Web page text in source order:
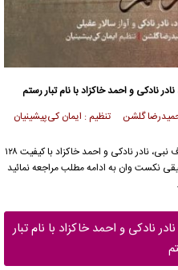
نادکی و احمد خاکزاد با نام تبار رستم
گلشن تنظیم‌ : ایمان کی‌پیشینیان
, رئوف نبی، نادر نادکی و احمد خاکزاد با کیفیت ۱۲۸
نکست وان به ادامه مطلب مراجعه نمائید
نادکی و احمد خاکزاد با نام تبار